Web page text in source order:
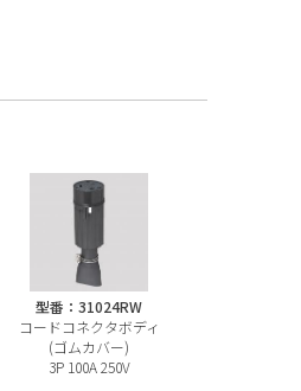
型番：31024RW
コードコネクタボディ
(ゴムカバー)
3P 100A 250V